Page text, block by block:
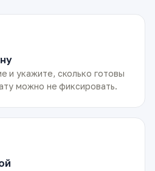
и укажите, сколько готовы
можно не фиксировать.